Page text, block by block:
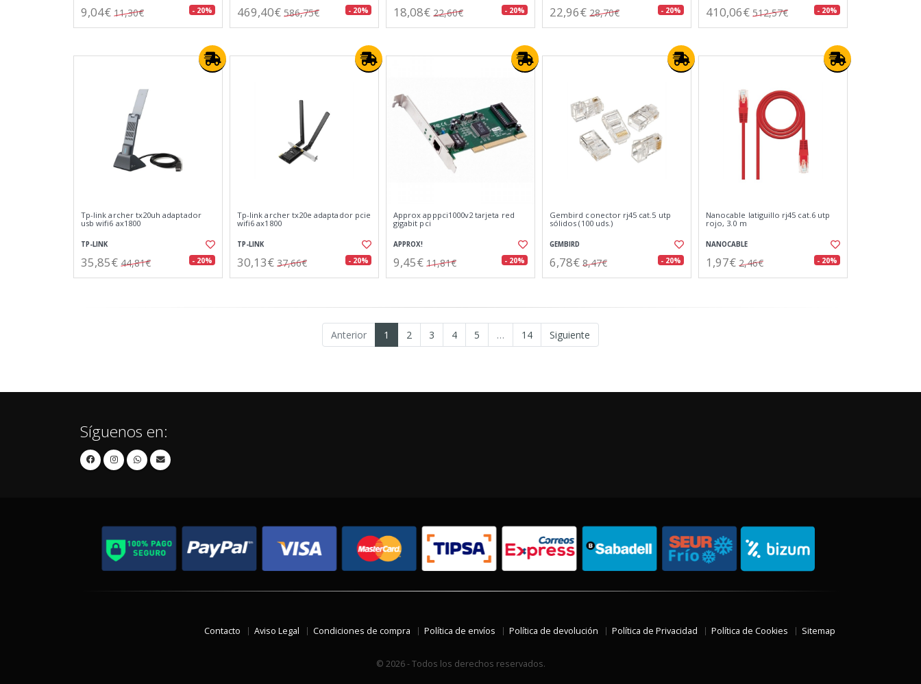
9,04€ 11,30€ - 20% 469,40€ 586,75€ - 20% 18,08€ 22,60€ - 20% 22,96€ 28,70€ - 20% 410,06€ 512,57€ - 20%
Tp-link archer tx20uh adaptador
usb wifi6 ax1800
TP-LINK
35,85€ 44,81€ - 20%
Tp-link archer tx20e adaptador pcie
wifi6 ax1800
TP-LINK
30,13€ 37,66€ - 20%
Approx apppci1000v2 tarjeta red
gigabit pci
APPROX!
9,45€ 11,81€ - 20%
Gembird conector rj45 cat.5 utp
sólidos (100 uds.)
GEMBIRD
6,78€ 8,47€ - 20%
Nanocable latiguillo rj45 cat.6 utp
rojo, 3.0 m
NANOCABLE
1,97€ 2,46€ - 20%
Anterior 1 2 3 4 5 … 14 Siguiente
Síguenos en:
Contacto Aviso Legal Condiciones de compra Política de envíos Política de devolución Política de Privacidad Política de Cookies Sitemap
© 2026 - Todos los derechos reservados.